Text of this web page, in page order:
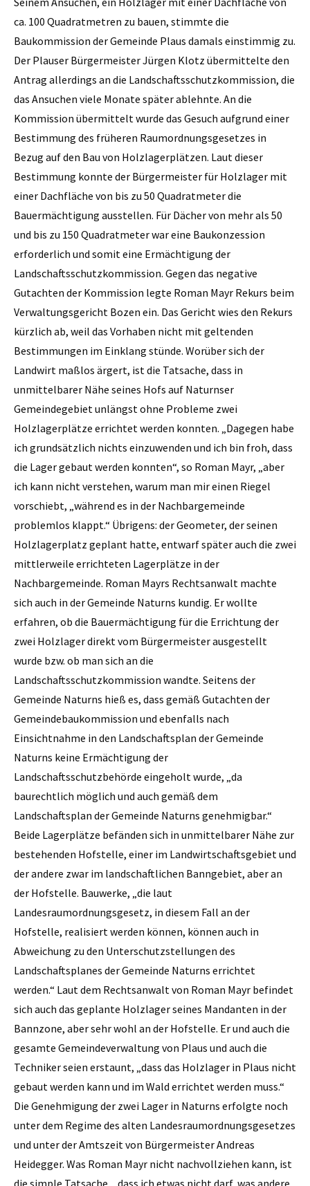
ca. 100 Quadratmetren zu bauen, stimmte die
Baukommission der Gemeinde Plaus damals einstimmig zu.
Der Plauser Bürgermeister Jürgen Klotz übermittelte den
Antrag allerdings an die Landschaftsschutzkommission, die
das Ansuchen viele Monate später ablehnte. An die
Kommission übermittelt wurde das Gesuch aufgrund einer
Bestimmung des früheren Raumordnungsgesetzes in
Bezug auf den Bau von Holzlagerplätzen. Laut dieser
Bestimmung konnte der Bürgermeister für Holzlager mit
einer Dachfläche von bis zu 50 Quadratmeter die
Bauermächtigung ausstellen. Für Dächer von mehr als 50
und bis zu 150 Quadratmeter war eine Baukonzession
erforderlich und somit eine Ermächtigung der
Landschaftsschutzkommission. Gegen das negative
Gutachten der Kommission legte Roman Mayr Rekurs beim
Verwaltungsgericht Bozen ein. Das Gericht wies den Rekurs
kürzlich ab, weil das Vorhaben nicht mit geltenden
Bestimmungen im Einklang stünde. Worüber sich der
Landwirt maßlos ärgert, ist die Tatsache, dass in
unmittelbarer Nähe seines Hofs auf Naturnser
Gemeindegebiet unlängst ohne Probleme zwei
Holzlagerplätze errichtet werden konnten. „Dagegen habe
ich grundsätzlich nichts einzuwenden und ich bin froh, dass
die Lager gebaut werden konnten“, so Roman Mayr, „aber
ich kann nicht verstehen, warum man mir einen Riegel
vorschiebt, „während es in der Nachbargemeinde
problemlos klappt.“ Übrigens: der Geometer, der seinen
Holzlagerplatz geplant hatte, entwarf später auch die zwei
mittlerweile errichteten Lagerplätze in der
Nachbargemeinde. Roman Mayrs Rechtsanwalt machte
sich auch in der Gemeinde Naturns kundig. Er wollte
erfahren, ob die Bauermächtigung für die Errichtung der
zwei Holzlager direkt vom Bürgermeister ausgestellt
wurde bzw. ob man sich an die
Landschaftsschutzkommission wandte. Seitens der
Gemeinde Naturns hieß es, dass gemäß Gutachten der
Gemeindebaukommission und ebenfalls nach
Einsichtnahme in den Landschaftsplan der Gemeinde
Naturns keine Ermächtigung der
Landschaftsschutzbehörde eingeholt wurde, „da
baurechtlich möglich und auch gemäß dem
Landschaftsplan der Gemeinde Naturns genehmigbar.“
Beide Lagerplätze befänden sich in unmittelbarer Nähe zur
bestehenden Hofstelle, einer im Landwirtschaftsgebiet und
der andere zwar im landschaftlichen Banngebiet, aber an
der Hofstelle. Bauwerke, „die laut
Landesraumordnungsgesetz, in diesem Fall an der
Hofstelle, realisiert werden können, können auch in
Abweichung zu den Unterschutzstellungen des
Landschaftsplanes der Gemeinde Naturns errichtet
werden.“ Laut dem Rechtsanwalt von Roman Mayr befindet
sich auch das geplante Holzlager seines Mandanten in der
Bannzone, aber sehr wohl an der Hofstelle. Er und auch die
gesamte Gemeindeverwaltung von Plaus und auch die
Techniker seien erstaunt, „dass das Holzlager in Plaus nicht
gebaut werden kann und im Wald errichtet werden muss.“
Die Genehmigung der zwei Lager in Naturns erfolgte noch
unter dem Regime des alten Landesraumordnungsgesetzes
und unter der Amtszeit von Bürgermeister Andreas
Heidegger. Was Roman Mayr nicht nachvollziehen kann, ist
die simple Tatsache, „dass ich etwas nicht darf, was andere